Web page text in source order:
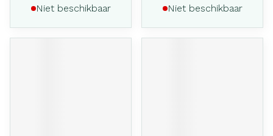
Niet beschikbaar Niet beschikbaar